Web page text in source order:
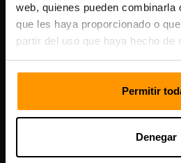
web, quienes pueden combinarla
que les haya proporcionado o
partir del uso que haya hecho de
Permitir
Denegar
Reseñas
Política de privacidad